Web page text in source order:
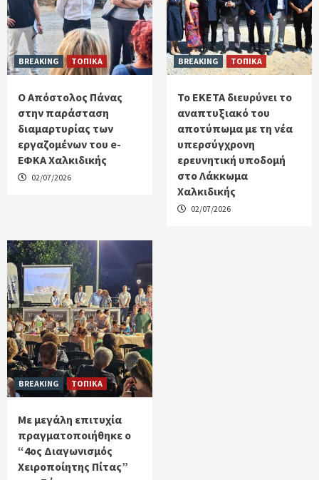
BREAKING ΤΟΠΙΚΑ
Ο Απόστολος Πάνας
στην παράσταση
διαμαρτυρίας των
εργαζομένων του e-
ΕΦΚΑ Χαλκιδικής
02/07/2026
BREAKING ΤΟΠΙΚΑ
Το ΕΚΕΤΑ διευρύνει το
αναπτυξιακό του
αποτύπωμα με τη νέα
υπερσύγχρονη
ερευνητική υποδομή
στο Λάκκωμα
Χαλκιδικής
02/07/2026
BREAKING ΤΟΠΙΚΑ
Με μεγάλη επιτυχία
πραγματοποιήθηκε ο
“4ος Διαγωνισμός
Χειροποίητης Πίτας”